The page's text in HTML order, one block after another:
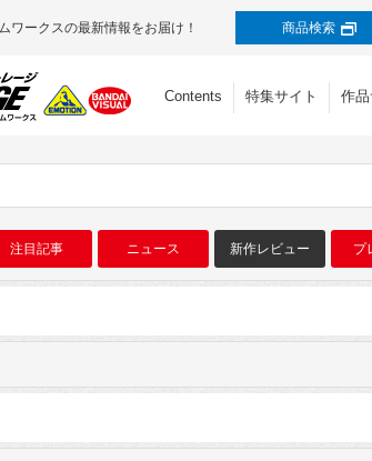
ワークスの最新情報をお届け！ 商品検索
Contents 特集サイト 作
注目記事 ニュース 新作レビュー プ